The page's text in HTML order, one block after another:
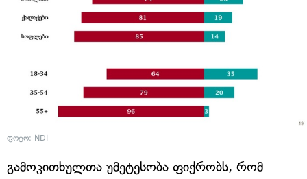
ფოტო: NDI
გამოკითხულთა უმეტესობა ფიქრობს, რომ